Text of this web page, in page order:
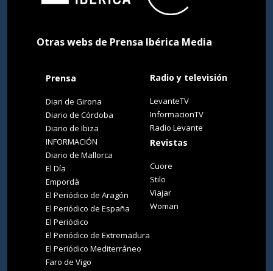
Otras webs de Prensa Ibérica Media
Prensa
Diari de Girona
Diario de Córdoba
Diario de Ibiza
INFORMACIÓN
Diario de Mallorca
El Día
Empordà
El Periódico de Aragón
El Periódico de España
El Periódico
El Periódico de Extremadura
El Periódico Mediterráneo
Faro de Vigo
Radio y televisión
LevanteTV
InformacionTV
Radio Levante
Revistas
Cuore
Stilo
Viajar
Woman